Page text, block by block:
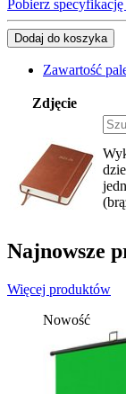
Pobierz
Dodaj do koszyka
Zawartość
Zdjęcie
Najnowsze
Więcej produktów
Nowość